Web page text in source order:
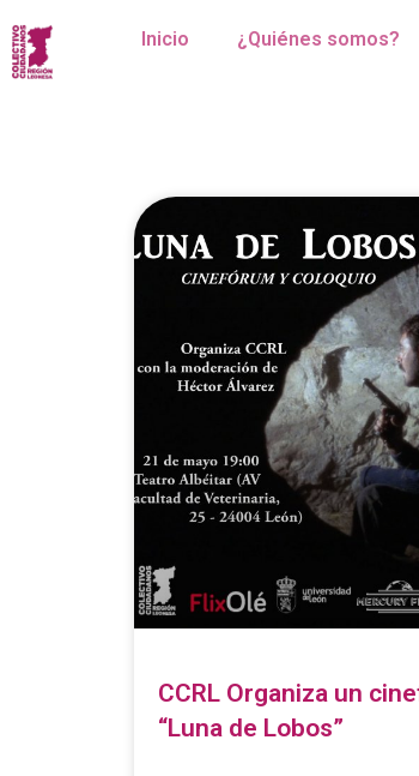
Inicio ¿Quiénes somos?
CCRL Organiza un
“Luna de Lobos”